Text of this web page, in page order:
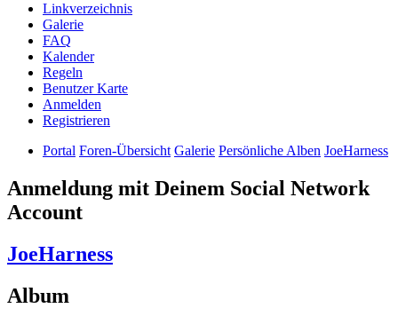
Linkverzeichnis
Galerie
FAQ
Kalender
Regeln
Benutzer Karte
Anmelden
Registrieren
Portal Foren-Übersicht Galerie Persönliche Alben JoeHarness
Anmeldung mit Deinem Social Network
Account
JoeHarness
Album